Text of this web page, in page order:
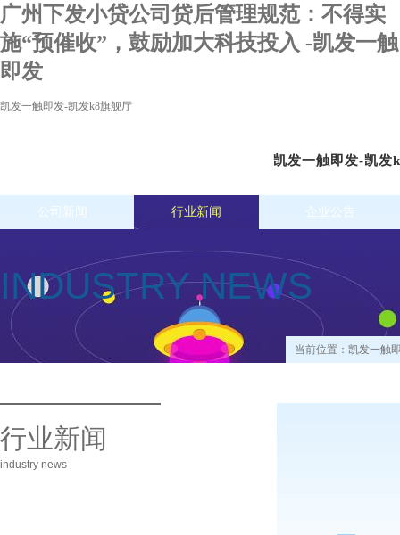
广州下发小贷公司贷后管理规范：不得实
施“预催收”，鼓励加大科技投入 -凯发一触
即发
凯发一触即发-凯发k8旗舰厅
凯发一触即发-凯发
公司新闻 行业新闻 企业公告
INDUSTRY NEWS
当前位置： 凯发一触
行业新闻
industry news